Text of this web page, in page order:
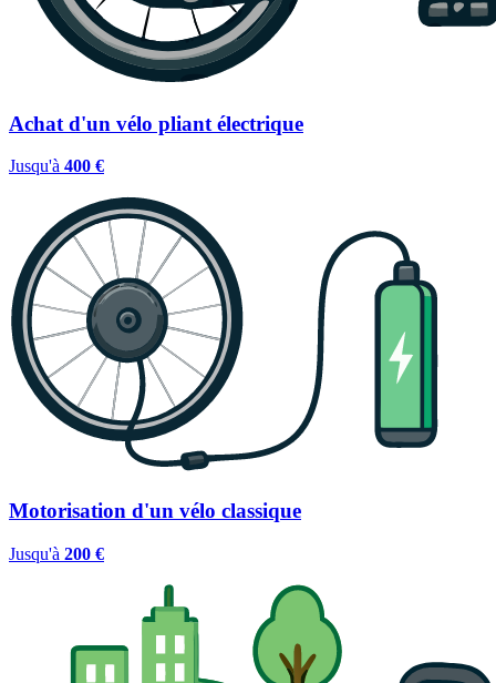
Achat d'un vélo pliant électrique
Jusqu'à 400 €
Motorisation d'un vélo classique
Jusqu'à 200 €